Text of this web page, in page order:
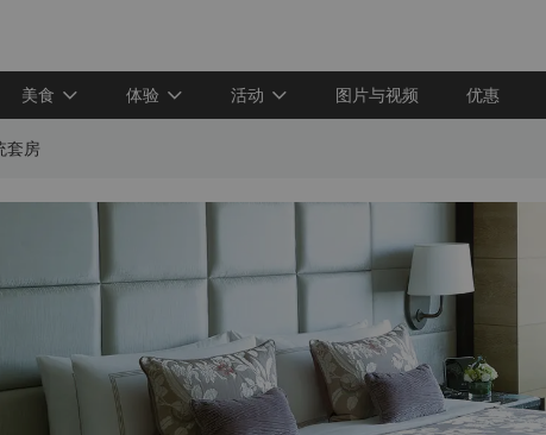
美食 体验 活动 图片与视频 优惠
套房